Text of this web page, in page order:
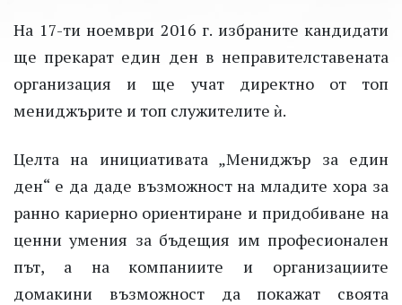
На 17-ти ноември 2016 г. избраните кандидати
ще прекарат един ден в неправителставената
организация и ще учат директно от топ
мениджърите и топ служителите ѝ.
Целта на инициативата „Мениджър за един
ден“ е да даде възможност на младите хора за
ранно кариерно ориентиране и придобиване на
ценни умения за бъдещия им професионален
път, а на компаниите и организациите
домакини възможност да покажат своята